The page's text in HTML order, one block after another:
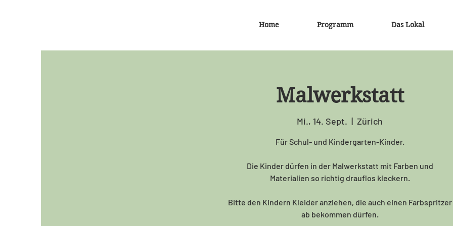
Home Programm Das Lokal
Malwerkstatt
Mi., 14. Sept.
  |
Zürich
Für Schul- und Kindergarten-Kinder.
Die Kinder dürfen in der Malwerkstatt mit Farben und
Materialien so richtig drauflos kleckern.
Bitte den Kindern Kleider anziehen, die auch einen Farbspritzer
ab bekommen dürfen.